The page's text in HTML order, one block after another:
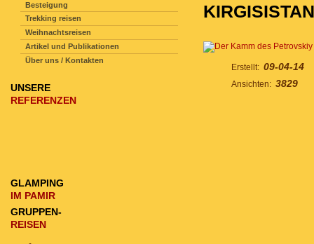
KIRGISISTAN
Erstellt: 09-04-14
Ansichten: 3829
Besteigung
Trekking reisen
Weihnachtsreisen
Artikel und Publikationen
Über uns / Kontakten
UNSERE
REFERENZEN
GLAMPING
IM PAMIR
GRUPPEN-
REISEN